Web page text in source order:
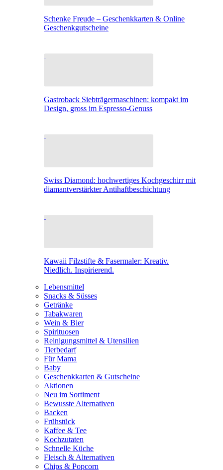
Schenke Freude – Geschenkkarten & Online
Geschenkgutscheine
Gastroback Siebträgermaschinen: kompakt im
Design, gross im Espresso-Genuss
Swiss Diamond: hochwertiges Kochgeschirr mit
diamantverstärkter Antihaftbeschichtung
Kawaii Filzstifte & Fasermaler: Kreativ.
Niedlich. Inspirierend.
Lebensmittel
Snacks & Süsses
Getränke
Tabakwaren
Wein & Bier
Spirituosen
Reinigungsmittel & Utensilien
Tierbedarf
Für Mama
Baby
Geschenkkarten & Gutscheine
Aktionen
Neu im Sortiment
Bewusste Alternativen
Backen
Frühstück
Kaffee & Tee
Kochzutaten
Schnelle Küche
Fleisch & Alternativen
Chips & Popcorn